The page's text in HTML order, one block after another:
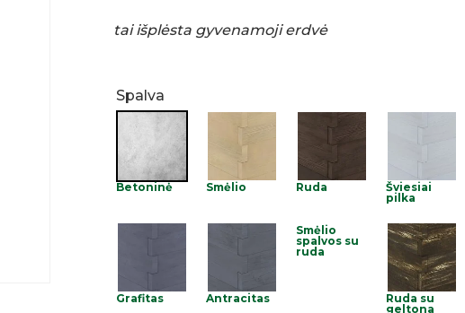
tai išplėsta gyvenamoji erdvė
Spalva
Betoninė Smėlio Ruda
Šviesiai
pilka
Grafitas Antracitas
Smėlio
spalvos su
ruda
Ruda su
geltona